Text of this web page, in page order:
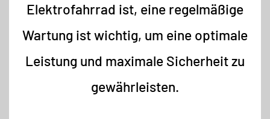
Elektrofahrrad ist, eine regelmäßige
Wartung ist wichtig, um eine optimale
Leistung und maximale Sicherheit zu
gewährleisten.